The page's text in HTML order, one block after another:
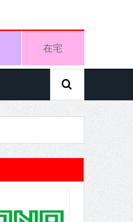
在宅